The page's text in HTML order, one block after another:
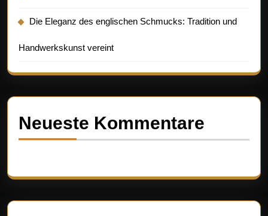
Die Eleganz des englischen Schmucks: Tradition und
Handwerkskunst vereint
Neueste Kommentare